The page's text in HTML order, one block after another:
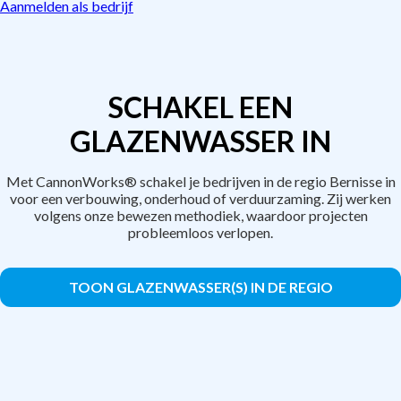
Aanmelden als bedrijf
SCHAKEL EEN
GLAZENWASSER IN
Met CannonWorks® schakel je bedrijven in de regio Bernisse in
voor een verbouwing, onderhoud of verduurzaming. Zij werken
volgens onze bewezen methodiek, waardoor projecten
probleemloos verlopen.
TOON GLAZENWASSER(S) IN DE REGIO